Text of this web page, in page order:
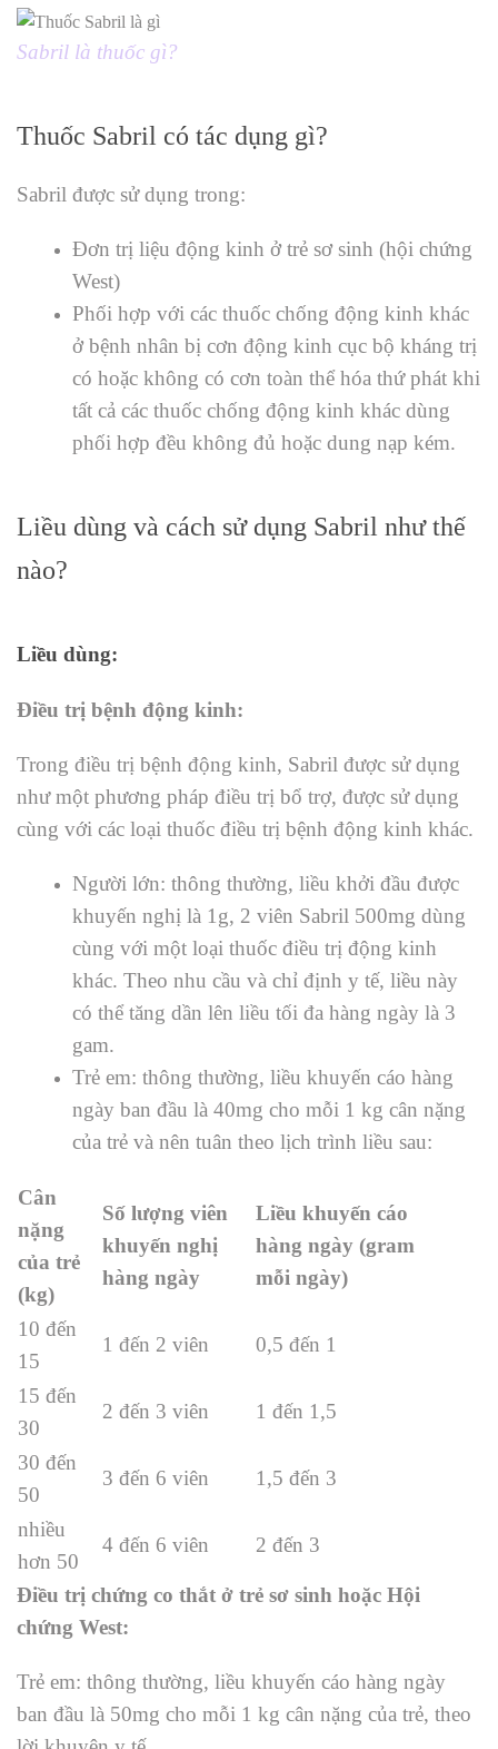
Sabril là thuốc gì?
Thuốc Sabril có tác dụng gì?
Sabril được sử dụng trong:
Đơn trị liệu động kinh ở trẻ sơ sinh (hội chứng
West)
Phối hợp với các thuốc chống động kinh khác
ở bệnh nhân bị cơn động kinh cục bộ kháng trị
có hoặc không có cơn toàn thể hóa thứ phát khi
tất cả các thuốc chống động kinh khác dùng
phối hợp đều không đủ hoặc dung nạp kém.
Liều dùng và cách sử dụng Sabril như thế
nào?
Liều dùng:
Điều trị bệnh động kinh:
Trong điều trị bệnh động kinh, Sabril được sử dụng
như một phương pháp điều trị bổ trợ, được sử dụng
cùng với các loại thuốc điều trị bệnh động kinh khác.
Người lớn: thông thường, liều khởi đầu được
khuyến nghị là 1g, 2 viên Sabril 500mg dùng
cùng với một loại thuốc điều trị động kinh
khác. Theo nhu cầu và chỉ định y tế, liều này
có thể tăng dần lên liều tối đa hàng ngày là 3
gam.
Trẻ em: thông thường, liều khuyến cáo hàng
ngày ban đầu là 40mg cho mỗi 1 kg cân nặng
của trẻ và nên tuân theo lịch trình liều sau:
Cân
nặng
của trẻ
(kg)
Số lượng viên
khuyến nghị
hàng ngày
Liều khuyến cáo
hàng ngày (gram
mỗi ngày)
10 đến
15
1 đến 2 viên 0,5 đến 1
15 đến
30
2 đến 3 viên 1 đến 1,5
30 đến
50
3 đến 6 viên 1,5 đến 3
nhiều
hơn 50
4 đến 6 viên 2 đến 3
Điều trị chứng co thắt ở trẻ sơ sinh hoặc Hội
chứng West:
Trẻ em: thông thường, liều khuyến cáo hàng ngày
ban đầu là 50mg cho mỗi 1 kg cân nặng của trẻ, theo